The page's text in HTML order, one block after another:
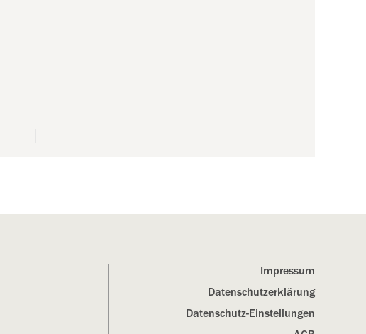
Impressum
Datenschutz­erklärung
Datenschutz-Einstellungen